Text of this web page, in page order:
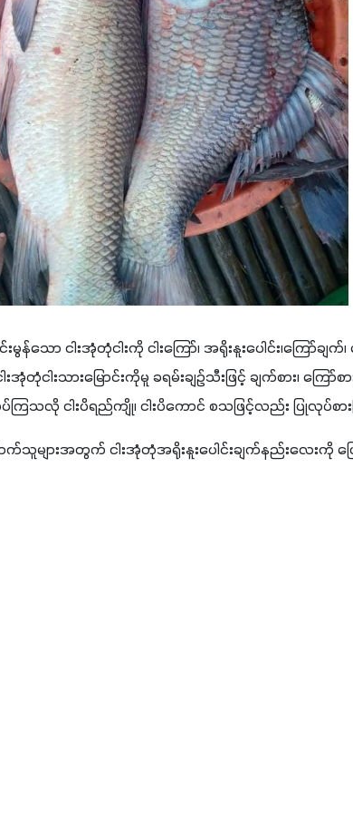
ော ငါးအုံတုံငါးကို ငါးကြော်၊ အရိုးနူးပေါင်း၊ကြော်ချက်၊
တုံငါးသားမြောင်းကိုမူ ခရမ်းချဥ်သီးဖြင့် ချက်စား၊ ကြော်စ
ကြသလို ငါးပိရည်ကျို၊ ငါးပိကောင် စသဖြင့်လည်း ပြုလုပ်စာ
ောက်သူများအတွက် ငါးအုံတုံအရိုးနူးပေါင်းချက်နည်းလေးကို ပ